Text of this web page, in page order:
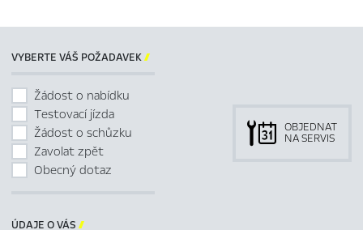
VYBERTE VÁŠ POŽADAVEK
Žádost o nabídku
Testovací jízda
Žádost o schůzku
Zavolat zpět
Obecný dotaz
OBJEDNAT
NA SERVIS
ÚDAJE O VÁS 